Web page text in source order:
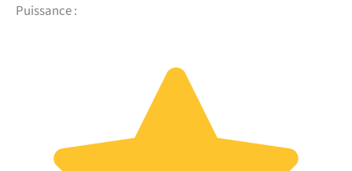
Puissance :